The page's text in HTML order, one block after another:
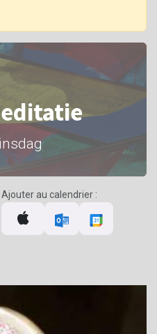
Ajouter au calendrier :